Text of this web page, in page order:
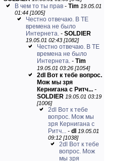
В чем то ты прав - Tim 19.05.01
01:44 [1005]
Честно отвечаю. В ТЕ
времена не было
Интернета. - SOLDIER
19.05.01 02:43 [1082]
Честно отвечаю. В ТЕ
времена не было
Интернета. - Tim
19.05.01 03:26 [1054]
2dl Вот к тебе вопрос.
Мож мы зря
Кернигана с Ритч... -
SOLDIER 19.05.01 03:19
[1006]
2dl Вот к тебе
вопрос. Мож мы
зря Кернигана с
Ритч... - dl
19.05.01
09:12 [1038]
2dl Вот к тебе
вопрос. Мож
мы зря